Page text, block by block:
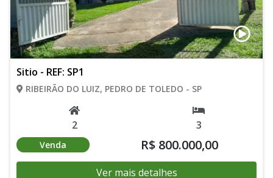
Sitio - REF: SP1
RIBEIRÃO DO LUIZ, PEDRO DE TOLEDO - SP
2 3
Venda R$ 800.000,00
Ver mais detalhes